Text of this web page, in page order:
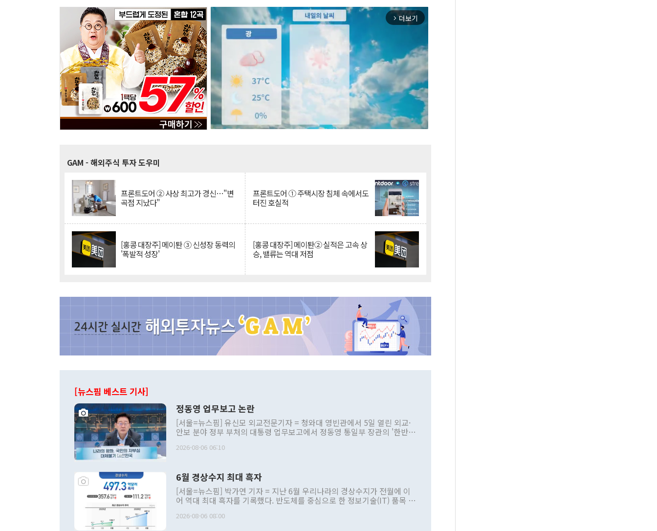
arrow_forward_ios 더보기
GAM - 해외주식 투자 도우미
프론트도어 ② 사상 최고가 경신…"변
곡점 지났다"
프론트도어 ① 주택시장 침체 속에서도
터진 호실적
[홍콩 대장주] 메이퇀 ③ 신성장 동력의
'폭발적 성장'
[홍콩 대장주] 메이퇀② 실적은 고속 상
승, 밸류는 역대 저점
[뉴스핌 베스트 기사]
정동영 업무보고 논란
[서울=뉴스핌] 유신모 외교전문기자 = 청와대 영빈관에서 5일 열린 외교·
안보 분야 정부 부처의 대통령 업무보고에서 정동영 통일부 장관의 '한반도
발언 중에는 정부 내 조율을 거치지 않은 사안을 정책으로 추진하겠다고 공
주의적 희망에 근거한 비현실적 구상'이라는 비판을 내놨다. 그동안 정 장
관의 대북 정책 관련 발언이 물의를 빚은 적은 여러 번 있지만 대통령과 유
관 부처 장관이 공개적으로 부정적 입장을 표명한 것은 이례적이다. 정 장
관의 무리한 대북 접근법과 월권을 제어해야 한다는 목소리도 높아지고 있
다. [정동영 통일부 장관이 지난달 23일 오후 서울 종로구 정부서울청사에
2026-08-06 06:10
6월 경상수지 최대 흑자
[서울=뉴스핌] 박가연 기자 = 지난 6월 우리나라의 경상수지가 전월에 이
어 역대 최대 흑자를 기록했다. 반도체를 중심으로 한 정보기술(IT) 품목 수
료=한국은행] 한국은행이 6일 발표한 '2026년 6월 국제수지(잠정)'에 따르
2026-08-06 08:00